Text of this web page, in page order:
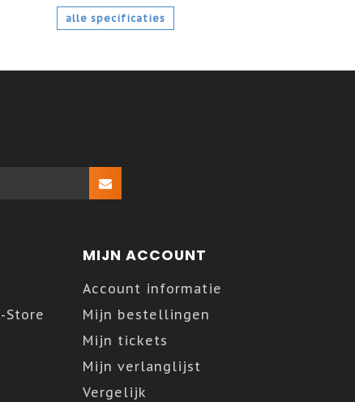
alle specificaties
Store
MIJN ACCOUNT
Account informatie
Mijn bestellingen
Mijn tickets
Mijn verlanglijst
Vergelijk